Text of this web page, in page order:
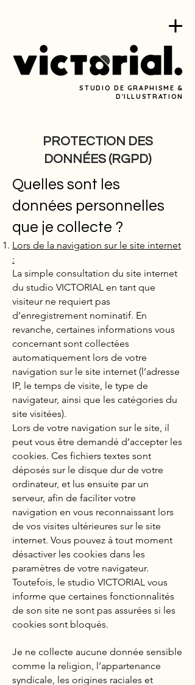
STUDIO DE GRAPHISME &
D'ILLUSTRATION
PROTECTION DES
DONNÉES (RGPD)
Quelles sont les
données personnelles
que je collecte ?
Lors de la navigation sur le site internet
:
La simple consultation du site internet
du studio VICTORIAL en tant que
visiteur ne requiert pas
d’enregistrement nominatif. En
revanche, certaines informations vous
concernant sont collectées
automatiquement lors de votre
navigation sur le site internet (l’adresse
IP, le temps de visite, le type de
navigateur, ainsi que les catégories du
site visitées).
Lors de votre navigation sur le site, il
peut vous être demandé d’accepter les
cookies. Ces fichiers textes sont
déposés sur le disque dur de votre
ordinateur, et lus ensuite par un
serveur, afin de faciliter votre
navigation en vous reconnaissant lors
de vos visites ultérieures sur le site
internet. Vous pouvez à tout moment
désactiver les cookies dans les
paramètres de votre navigateur.
Toutefois, le studio VICTORIAL vous
informe que certaines fonctionnalités
de son site ne sont pas assurées si les
cookies sont bloqués.
Je ne collecte aucune donnée sensible
comme la religion, l’appartenance
syndicale, les origines raciales et